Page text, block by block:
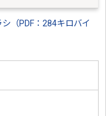
（PDF：284キロバイ